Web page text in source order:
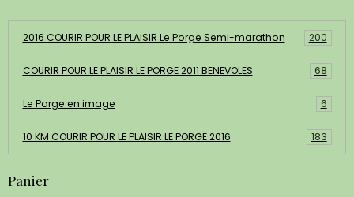
2016 COURIR POUR LE PLAISIR Le Porge Semi-marathon 200
COURIR POUR LE PLAISIR LE PORGE 2011 BENEVOLES 68
Le Porge en image 6
10 KM COURIR POUR LE PLAISIR LE PORGE 2016 183
Panier